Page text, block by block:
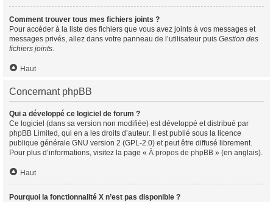
Comment trouver tous mes fichiers joints ?
Pour accéder à la liste des fichiers que vous avez joints à vos messages et
messages privés, allez dans votre panneau de l’utilisateur puis Gestion des
fichiers joints.
Haut
Concernant phpBB
Qui a développé ce logiciel de forum ?
Ce logiciel (dans sa version non modifiée) est développé et distribué par
phpBB Limited , qui en a les droits d’auteur. Il est publié sous la licence
publique générale GNU version 2 (GPL-2.0) et peut être diffusé librement.
Pour plus d’informations, visitez la page « À propos de phpBB » (en anglais).
Haut
Pourquoi la fonctionnalité X n’est pas disponible ?